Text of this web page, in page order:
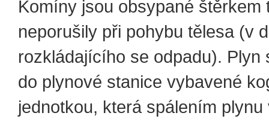
Komíny jsou obsypané štěrkem
neporušily při pohybu tělesa (v
rozkládajícího se odpadu). Plyn
do plynové stanice vybavené
jednotkou, která spálením plynu